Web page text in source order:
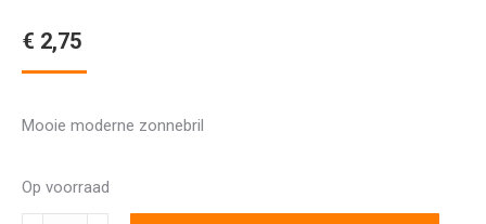
€ 2,75
Mooie moderne zonnebril
Op voorraad